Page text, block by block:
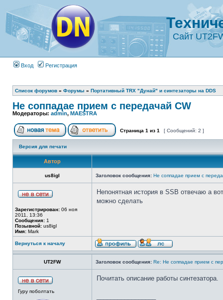
Сайт
Вход Регистрация
Список форумов » Форумы » Портативный TRX "Дунай" и синтезаторы на DDS
Не соппадае прием с передачай CW
Модераторы: admin, MAESTRA
Страница 1 из 1 [ Сообщений: 2 ]
Версия для печати
Автор
us8igl Заголовок сообщения: Не соппадае прием с
Зарегистрирован: 06 ноя
2011, 13:36
Сообщения: 1
Позывной: us8igl
Имя: Mark
Непонятная история в SSB отвечаю а
можно сделать
Вернуться к началу
UT2FW Заголовок сообщения: Re: Не соппадае прием с
Гуру поболтать
Почитать описание работы синтезатора.